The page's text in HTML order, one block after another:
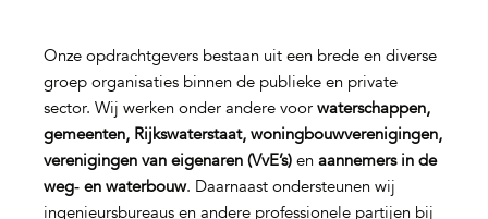
Onze opdrachtgevers bestaan uit een brede en diverse
groep organisaties binnen de publieke en private
sector. Wij werken onder andere voor waterschappen,
gemeenten, Rijkswaterstaat, woningbouwverenigingen,
verenigingen van eigenaren (VvE’s)en aannemers in de
weg‑ en waterbouw. Daarnaast ondersteunen wij
ingenieursbureaus en andere professionele partijen bij